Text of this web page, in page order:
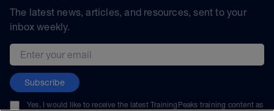
The latest news, articles, and resources, sent to your
inbox weekly.
Email address
Subscribe
Yes, I would like to receive the latest TrainingPeaks training content as